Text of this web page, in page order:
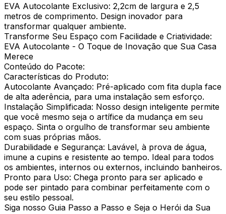
EVA Autocolante Exclusivo: 2,2cm de largura e 2,5
metros de comprimento. Design inovador para
transformar qualquer ambiente.
Transforme Seu Espaço com Facilidade e Criatividade:
EVA Autocolante - O Toque de Inovação que Sua Casa
Merece
Conteúdo do Pacote:
Características do Produto:
Autocolante Avançado: Pré-aplicado com fita dupla face
de alta aderência, para uma instalação sem esforço.
Instalação Simplificada: Nosso design inteligente permite
que você mesmo seja o artífice da mudança em seu
espaço. Sinta o orgulho de transformar seu ambiente
com suas próprias mãos.
Durabilidade e Segurança: Lavável, à prova de água,
imune a cupins e resistente ao tempo. Ideal para todos
os ambientes, internos ou externos, incluindo banheiros.
Pronto para Uso: Chega pronto para ser aplicado e
pode ser pintado para combinar perfeitamente com o
seu estilo pessoal.
Siga nosso Guia Passo a Passo e Seja o Herói da Sua